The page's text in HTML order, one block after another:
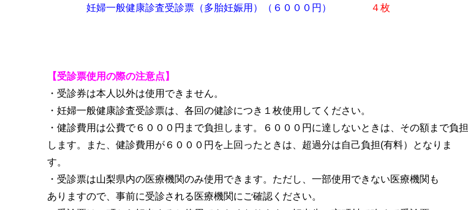
妊婦一般健康診査受診票（多胎妊娠用）（６０００円） ４枚
【受診票使用の際の注意点】
・受診券は本人以外は使用できません。
・妊婦一般健康診査受診票は、各回の健診につき１枚使用してください。
・健診費用は公費で６０００円まで負担します。６０００円に達しないときは、その額まで負担
します。また、健診費用が６０００円を上回ったときは、超過分は自己負担(有料）となりま
す。
・受診票は山梨県内の医療機関のみ使用できます。ただし、一部使用できない医療機関も
ありますので、事前に受診される医療機関にご確認ください。